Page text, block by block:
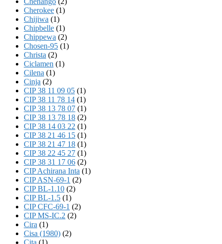
Cherokee (1)
Chijiwa (1)
Chipbelle (1)
Chippewa (2)
Chosen-95 (1)
Christa (2)
Ciclamen (1)
Cilena (1)
Cinja (2)
CIP 38 11 09 05 (1)
CIP 38 11 78 14 (1)
CIP 38 13 78 07 (1)
CIP 38 13 78 18 (2)
CIP 38 14 03 22 (1)
CIP 38 21 46 15 (1)
CIP 38 21 47 18 (1)
CIP 38 22 45 27 (1)
CIP 38 31 17 06 (2)
CIP Achirana Inta (1)
CIP ASN-69-1 (2)
CIP BL-1.10 (2)
CIP BL-1.5 (1)
CIP CFC-69-1 (2)
CIP MS-IC.2 (2)
Cira (1)
Cisa (1980) (2)
Cita (1)